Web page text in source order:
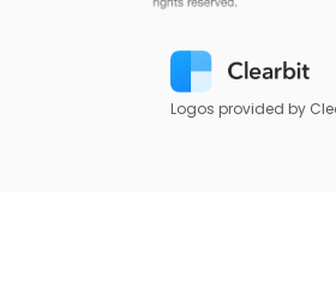
Logos provided by